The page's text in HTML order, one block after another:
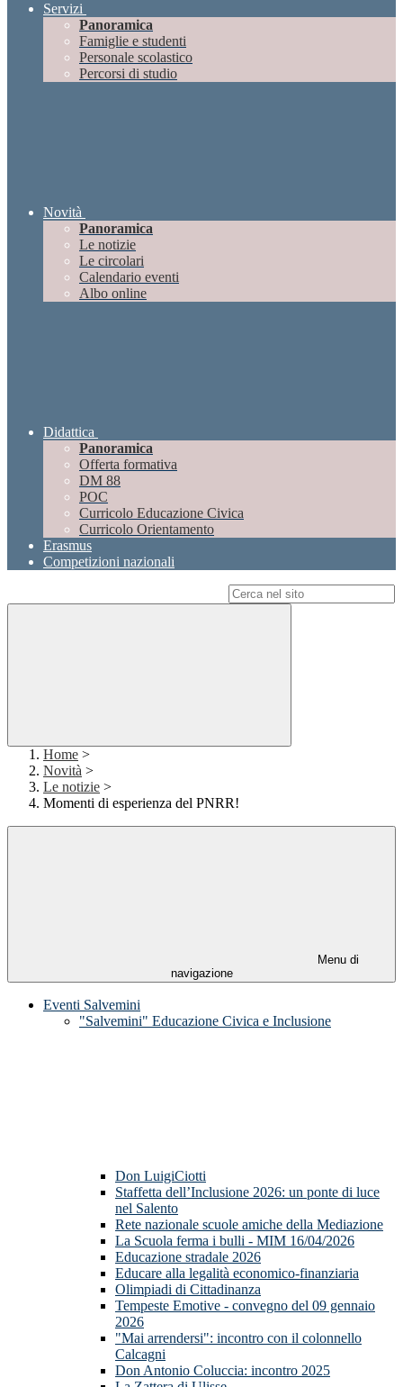
Servizi
Panoramica
Famiglie e studenti
Personale scolastico
Percorsi di studio
Novità
Panoramica
Le notizie
Le circolari
Calendario eventi
Albo online
Didattica
Panoramica
Offerta formativa
DM 88
POC
Curricolo Educazione Civica
Curricolo Orientamento
Erasmus
Competizioni nazionali
Home >
Novità >
Le notizie >
Momenti di esperienza del PNRR!
Menu di
navigazione
Eventi Salvemini
"Salvemini" Educazione Civica e Inclusione
Don LuigiCiotti
Staffetta dell’Inclusione 2026: un ponte di luce
nel Salento
Rete nazionale scuole amiche della Mediazione
La Scuola ferma i bulli - MIM 16/04/2026
Educazione stradale 2026
Educare alla legalità economico-finanziaria
Olimpiadi di Cittadinanza
Tempeste Emotive - convegno del 09 gennaio
2026
"Mai arrendersi": incontro con il colonnello
Calcagni
Don Antonio Coluccia: incontro 2025